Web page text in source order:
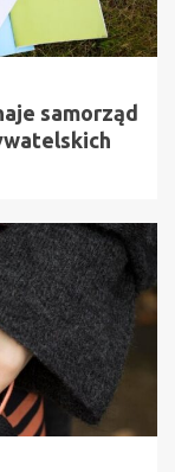
samorząd